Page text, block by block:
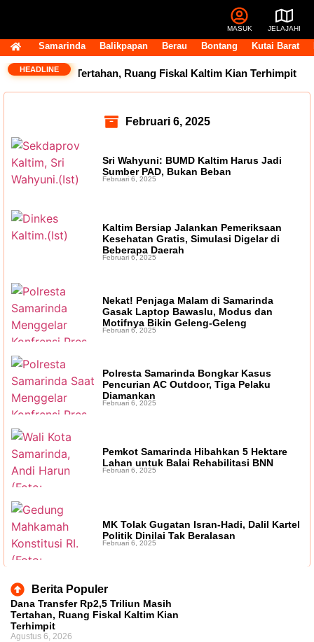
MASUK JELAJAHI
Samarinda Balikpapan Berau Bontang Kutai Barat
HEADLINE
Triliun Masih Tertahan, Ruang Fiskal Kaltim Kian Terhimpit
Februari 6, 2025
Sri Wahyuni: BUMD Kaltim Harus Jadi
Sumber PAD, Bukan Beban
Februari 6, 2025
Kaltim Bersiap Jalankan Pemeriksaan
Kesehatan Gratis, Simulasi Digelar di
Beberapa Daerah
Februari 6, 2025
Nekat! Penjaga Malam di Samarinda
Gasak Laptop Bawaslu, Modus dan
Motifnya Bikin Geleng-Geleng
Februari 6, 2025
Polresta Samarinda Bongkar Kasus
Pencurian AC Outdoor, Tiga Pelaku
Diamankan
Februari 6, 2025
Pemkot Samarinda Hibahkan 5 Hektare
Lahan untuk Balai Rehabilitasi BNN
Februari 6, 2025
MK Tolak Gugatan Isran-Hadi, Dalil Kartel
Politik Dinilai Tak Beralasan
Februari 6, 2025
Berita Populer
Dana Transfer Rp2,5 Triliun Masih
Tertahan, Ruang Fiskal Kaltim Kian
Terhimpit
Agustus 6, 2026